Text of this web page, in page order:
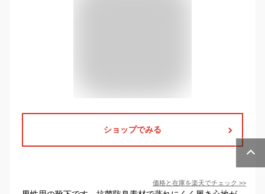
ショップでみる
価格と在庫を楽天でチェック >>